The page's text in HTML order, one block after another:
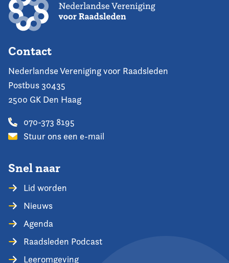
Contact
Nederlandse Vereniging voor Raadsleden
Postbus 30435
2500 GK Den Haag
070-373 8195
Stuur ons een e-mail
Snel naar
Lid worden
Nieuws
Agenda
Raadsleden Podcast
Leeromgeving